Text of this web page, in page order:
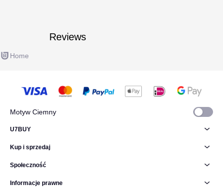
Reviews
Home
Motyw Ciemny
U7BUY
Kup i sprzedaj
Społeczność
Informacje prawne